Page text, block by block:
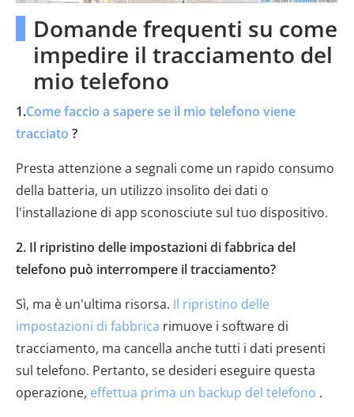
Domande frequenti su come
impedire il tracciamento del
mio telefono
1.Come faccio a sapere se il mio telefono viene
tracciato ?
Presta attenzione a segnali come un rapido consumo
della batteria, un utilizzo insolito dei dati o
l'installazione di app sconosciute sul tuo dispositivo.
2. Il ripristino delle impostazioni di fabbrica del
telefono può interrompere il tracciamento?
Sì, ma è un'ultima risorsa. Il ripristino delle
impostazioni di fabbrica rimuove i software di
tracciamento, ma cancella anche tutti i dati presenti
sul telefono. Pertanto, se desideri eseguire questa
operazione, effettua prima un backup del telefono .